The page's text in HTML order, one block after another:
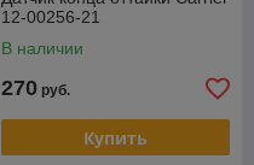
12-00256-21
В наличии
270 руб.
Купить